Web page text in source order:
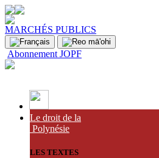
MARCHÉS PUBLICS
Abonnement JOPF
Le droit de la
Polynésie
LES TEXTES